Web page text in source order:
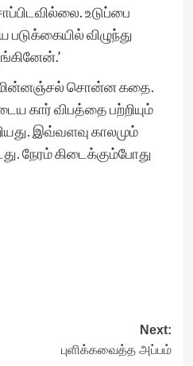
உடுப்பை
விழுந்து
மின்னஞ்சல் சொன்ன கதை.
கார் விபத்தை பற்றியும்
இவ்வளவு காலமும்
நேரம் கிடைக்கும்போது
Next:
புளிக்கவைத்த அப்பம்